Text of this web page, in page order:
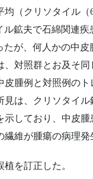
（クリソタイル（
鉱夫で石綿関連疾
が、何人かの中皮
対照群とお及そ
腫例と対照例の
は、クリソタイ
示しており、中皮
維が腫瘍の病理発
を訂正した。